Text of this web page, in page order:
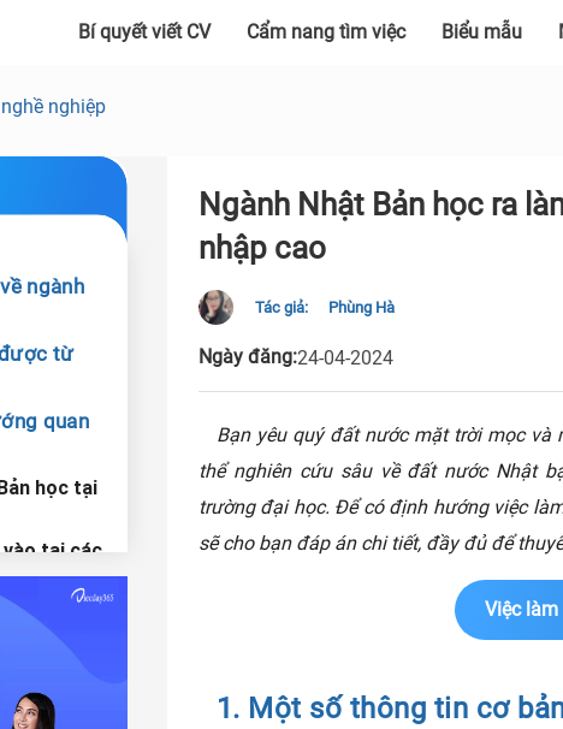
Bí quyết viết CV Cẩm nang tìm việc Biểu mẫu
nghiệp
Ngành Nhật Bản học ra
nhập cao
Tác giả: Phùng Hà
Ngày đăng:24-04-2024
Bạn yêu quý đất nước mặt trời mọc và
thể nghiên cứu sâu về đất nước Nhật
trường đại học. Để có định hướng việc
sẽ cho bạn đáp án chi tiết, đầy đủ để
Việc làm
ngành
từ
quan
học tại
tại các
các
học
có bằng
1. Một số thông tin cơ